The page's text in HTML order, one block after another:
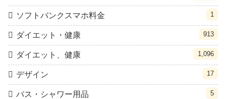
ソフトバンクスマホ料金 1
ダイエット・健康 913
ダイエット、健康 1,096
デザイン 17
バス・シャワー用品 5